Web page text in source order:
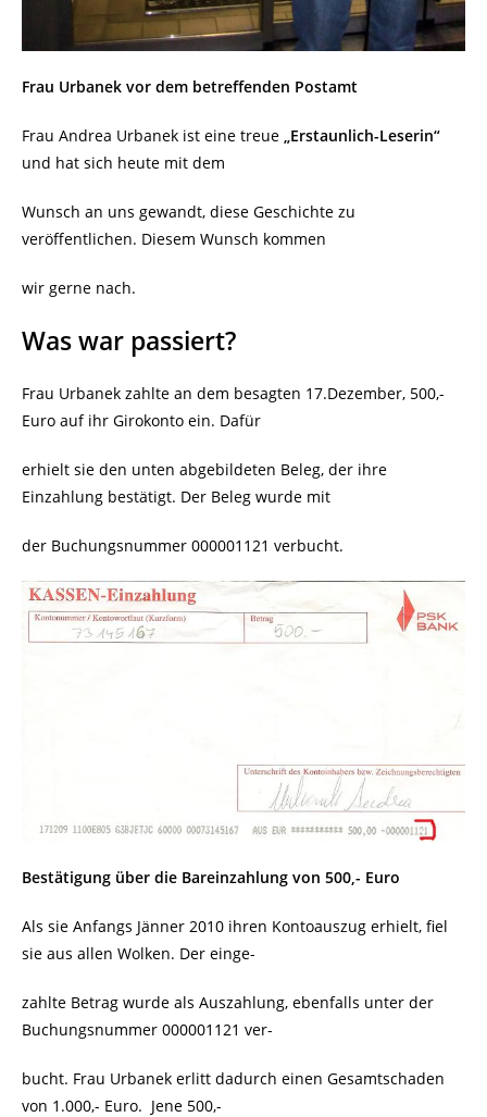
Frau Urbanek vor dem betreffenden Postamt
Frau Andrea Urbanek ist eine treue „Erstaunlich-Leserin“
und hat sich heute mit dem
Wunsch an uns gewandt, diese Geschichte zu
veröffentlichen. Diesem Wunsch kommen
wir gerne nach.
Was war passiert?
Frau Urbanek zahlte an dem besagten 17.Dezember, 500,-
Euro auf ihr Girokonto ein. Dafür
erhielt sie den unten abgebildeten Beleg, der ihre
Einzahlung bestätigt. Der Beleg wurde mit
der Buchungsnummer 000001121 verbucht.
Bestätigung über die Bareinzahlung von 500,- Euro
Als sie Anfangs Jänner 2010 ihren Kontoauszug erhielt, fiel
sie aus allen Wolken. Der einge-
zahlte Betrag wurde als Auszahlung, ebenfalls unter der
Buchungsnummer 000001121 ver-
bucht. Frau Urbanek erlitt dadurch einen Gesamtschaden
von 1.000,- Euro. Jene 500,-